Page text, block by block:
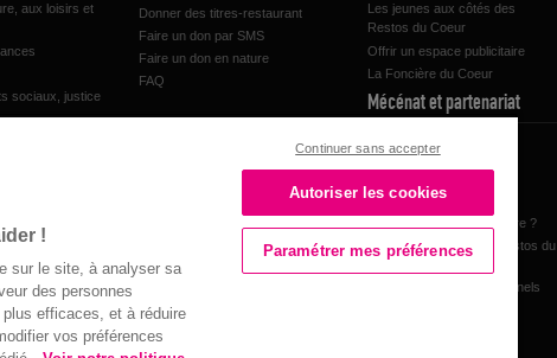
aux loisirs et
sociaux, justice
Donner des titres-restaurant
Faire un don par SMS
Faire un don en nature
FAQ
Les jeunes aux côtés des
Restos du Coeur
Offrir un espace publicitaire
La Foncière du Coeur
Mécénat et partenariat
A la une
Les actualités partenaires
Pourquoi devenir partenaire ?
FAQ, Le mécénat aux Restos du
Cœur
Nos partenaires institutionnels
Mon espace bénévole
!
sur le site, à analyser sa
des personnes
efficaces, et à réduire
vos préférences
Continuer sans accepter
Autoriser les cookies
Paramétrer mes préférences